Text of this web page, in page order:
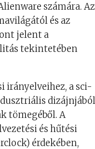
számára. Az
és az
jelent a
tekintetében
irányelveihez, a sci-
dizájnjából
tömegéből. A
és hűtési
érdekében,